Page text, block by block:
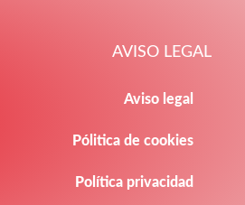
AVISO LEGAL
Aviso legal
Pólitica de cookies
Política privacidad